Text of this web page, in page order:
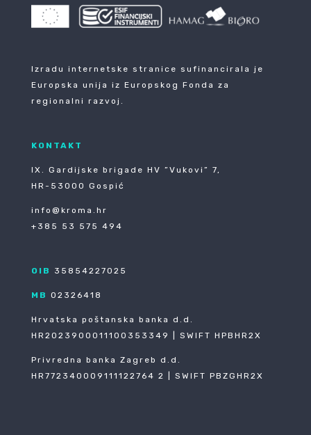
Izradu internetske stranice sufinancirala je
Europska unija iz Europskog Fonda za
regionalni razvoj.
KONTAKT
IX. Gardijske brigade HV ”Vukovi” 7,
HR-53000 Gospić
info@kroma.hr
+385 53 575 494
OIB 35854227025
MB 02326418
Hrvatska poštanska banka d.d.
HR2023900011100353349 | SWIFT HPBHR2X
Privredna banka Zagreb d.d.
HR772340009111122764 2 | SWIFT PBZGHR2X